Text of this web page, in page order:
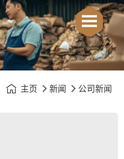
主页 新闻 公司新闻